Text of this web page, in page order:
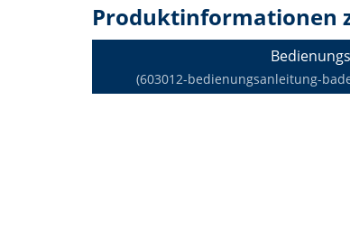
Produktinformationen
(603012-bedienungsanleitung-